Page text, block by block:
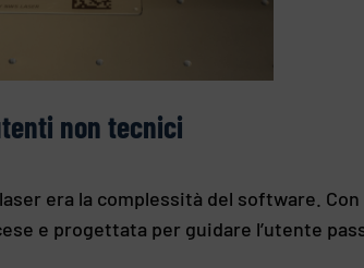
non tecnici
era la complessità del software. Con
e progettata per guidare l’utente